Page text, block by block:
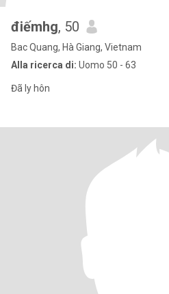
điếmhg, 50
Bac Quang, Hà Giang, Vietnam
Alla ricerca di: Uomo 50 - 63
Đã ly hôn